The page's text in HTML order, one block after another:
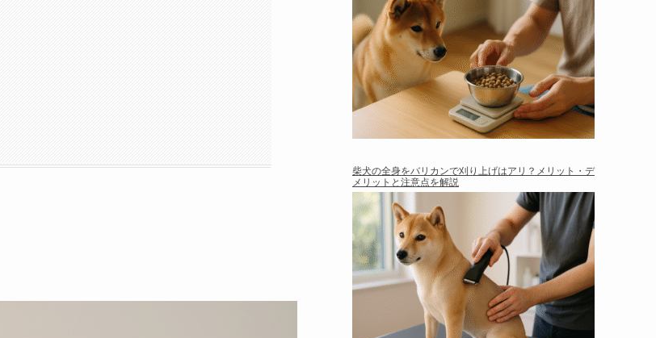
柴犬の全身をバリカンで刈り上げはアリ？メリット・デ
メリットと注意点を解説